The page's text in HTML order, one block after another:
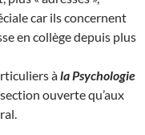
car ils concernent
en collège depuis plus
àla Psychologie
ouverte qu’aux